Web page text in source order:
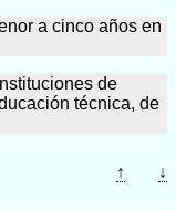
a cinco años en
de
técnica, de
↑ ↓